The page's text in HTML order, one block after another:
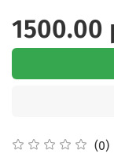
(0)
1500.00